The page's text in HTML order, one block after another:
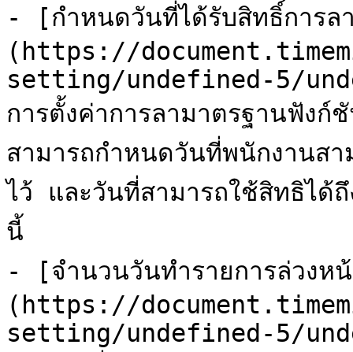
- [กำหนดวันที่ได้รับสิทธิ์การล
(https://
setting/undefined-5/
การตั้งค่าการลามาตรฐานฟัง
สามารถกำหนดวันที่พนักงานสา
ไว้ และวันที่สามารถใช้สิทธิได้
นี้
- [จำนวนวันทำรายการล่วงห
(https://
setting/undefined-5/